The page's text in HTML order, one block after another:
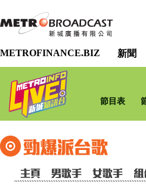
METROFINANCE.BIZ 新聞
節目表